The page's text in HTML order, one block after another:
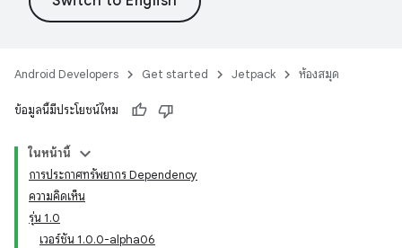
Android Developers Get started Jetpack ห้องสมุด
ข้อมูลนี้มีประโยชน์ไหม
ในหน้านี้
การประกาศทรัพยากร Dependency
ความคิดเห็น
รุ่น 1.0
เวอร์ชัน 1.0.0-alpha06